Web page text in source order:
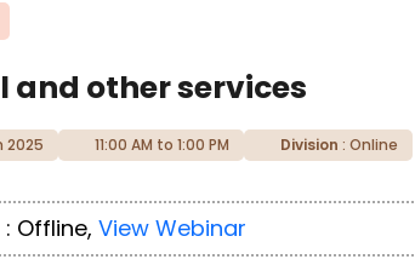
and other services
2025 11:00 AM to 1:00 PM Division : Online
: Offline, View Webinar